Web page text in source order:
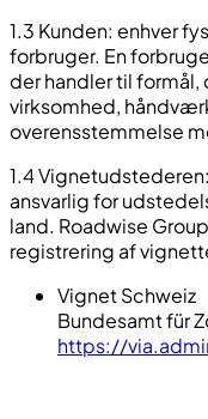
1.3 Kunden: enhver
forbruger. En
der handler til formål,
virksomhed,
overensstemmelse
1.4
ansvarlig for
land. Roadwise
registrering af
Vignet Schweiz
Bundesamt für
https://